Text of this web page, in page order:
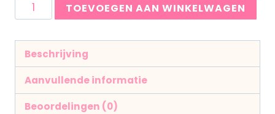
TOEVOEGEN AAN WINKELWAGEN
Beschrijving
Aanvullende informatie
Beoordelingen (0)